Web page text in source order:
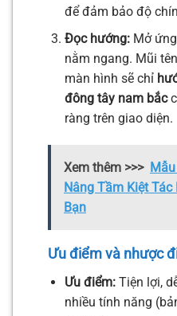
để đảm bảo độ
Đọc hướng:Mở
nằm ngang. Mũi
màn hình sẽ chỉ
đông tây nam bắc
ràng trên giao diện.
Xem thêm >>>
Nâng Tầm Kiệt Tác
Bạn
Ưu điểm và nhược
Ưu điểm:Tiện lợi,
nhiều tính năng